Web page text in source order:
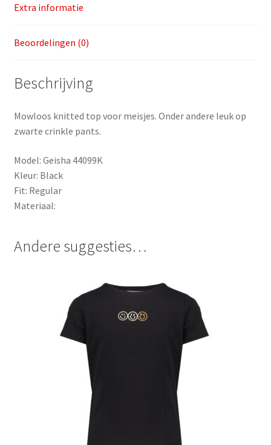
Extra informatie
Beoordelingen (0)
Beschrijving
Mowloos knitted top voor meisjes. Onder andere leuk op
zwarte crinkle pants.
Model: Geisha 44099K
Kleur: Black
Fit: Regular
Materiaal:
Andere suggesties…